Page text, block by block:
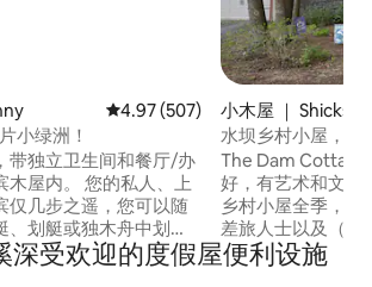
平均评分 4.97 分（满分 5 分），
4.97 (507)
小绿洲！
带独立卫生间和餐厅/办
您的私人、上
仅几步之遥，您可以随
、划艇或独木舟中划
情不错，可以点燃篝
小木屋 ｜
水坝乡村小屋，海
The Dam Cottage
好，有艺术和文化
乡村小屋全季，适
差旅人士以及（带
们距离里基茨格
Glen State Park
深受欢迎的度假屋便利设施